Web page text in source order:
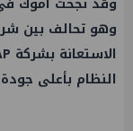
النظام بأعلى